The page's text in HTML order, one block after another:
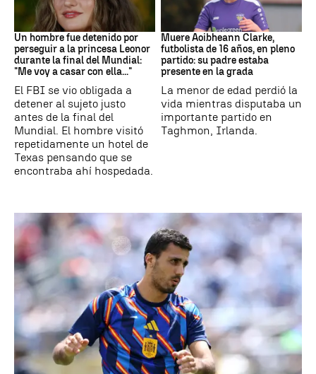
Mundial 2026
Un hombre fue detenido por
perseguir a la princesa Leonor
durante la final del Mundial:
"Me voy a casar con ella..."
El FBI se vio obligada a
detener al sujeto justo
antes de la final del
Mundial. El hombre visitó
repetidamente un hotel de
Texas pensando que se
encontraba ahí hospedada.
Muere Aoibheann Clarke,
futbolista de 16 años, en pleno
partido: su padre estaba
presente en la grada
La menor de edad perdió la
vida mientras disputaba un
importante partido en
Taghmon, Irlanda.